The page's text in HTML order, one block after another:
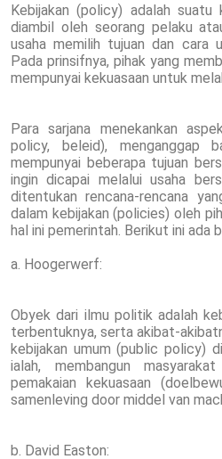
Kebijakan (policy) adalah suatu
diambil oleh seorang pelaku
usaha memilih tujuan dan cara
Pada prinsifnya, pihak yang
mempunyai kekuasaan untuk
Para sarjana menekankan
policy, beleid), menganggap
mempunyai beberapa tujuan
ingin dicapai melalui usaha
ditentukan rencana-rencana
dalam kebijakan (policies) oleh
hal ini pemerintah. Berikut ini ada
a. Hoogerwerf:
Obyek dari ilmu politik adalah
terbentuknya, serta akibat-
kebijakan umum (public policy)
ialah, membangun
pemakaian kekuasaan
samenleving door middel van
b. David Easton: